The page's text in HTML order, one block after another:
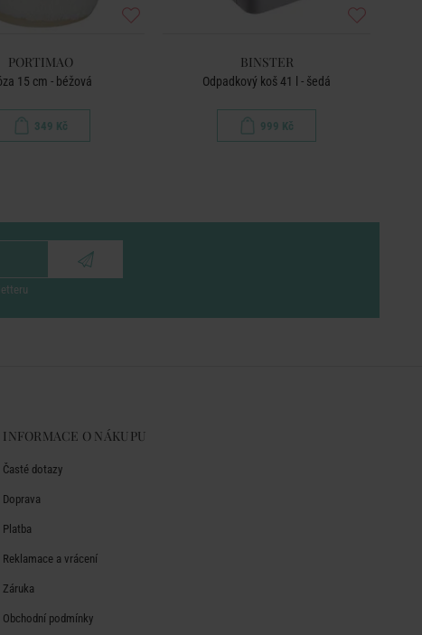
PORTIMAO
15 cm - béžová
349 Kč
BINSTER
Odpadkový koš 41 l - šedá
999 Kč
INFORMACE O NÁKUPU
Časté dotazy
Doprava
Platba
Reklamace a vrácení
Záruka
Obchodní podmínky